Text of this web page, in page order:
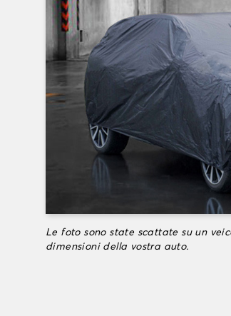
Le foto sono state scattate su un
dimensioni della vostra auto.